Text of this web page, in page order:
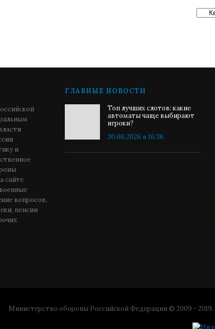
и
сайте
вопросов,
пенсии
ГЛАВНЫЕ НОВОСТИ
Топ лучших слотов: какие
автоматы чаще выбирают
игроки?
30.06.2026 в 16:36
Министерство обороны Российской Федерации © 2009 -